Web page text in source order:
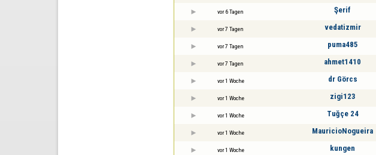
vor 6 Tagen Şerif
vor 7 Tagen vedatizmir
vor 7 Tagen puma485
vor 7 Tagen ahmet1410
vor 1 Woche dr Görcs
vor 1 Woche zigi123
vor 1 Woche Tuğçe 24
vor 1 Woche MauricioNogueira
vor 1 Woche kungen